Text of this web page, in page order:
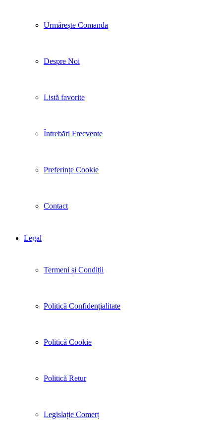
Urmărește Comanda
Despre Noi
Listă favorite
Întrebări Frecvente
Preferințe Cookie
Contact
Legal
Termeni și Condiții
Politică Confidențialitate
Politică Cookie
Politică Retur
Legislație Comerț